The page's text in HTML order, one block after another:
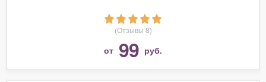
(Отзывы 8)
от 99 руб.